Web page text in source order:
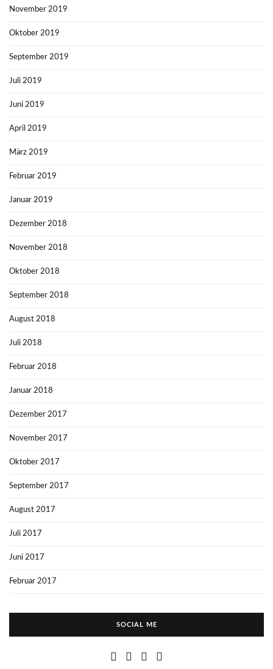
November 2019
Oktober 2019
September 2019
Juli 2019
Juni 2019
April 2019
März 2019
Februar 2019
Januar 2019
Dezember 2018
November 2018
Oktober 2018
September 2018
August 2018
Juli 2018
Februar 2018
Januar 2018
Dezember 2017
November 2017
Oktober 2017
September 2017
August 2017
Juli 2017
Juni 2017
Februar 2017
SOCIAL ME